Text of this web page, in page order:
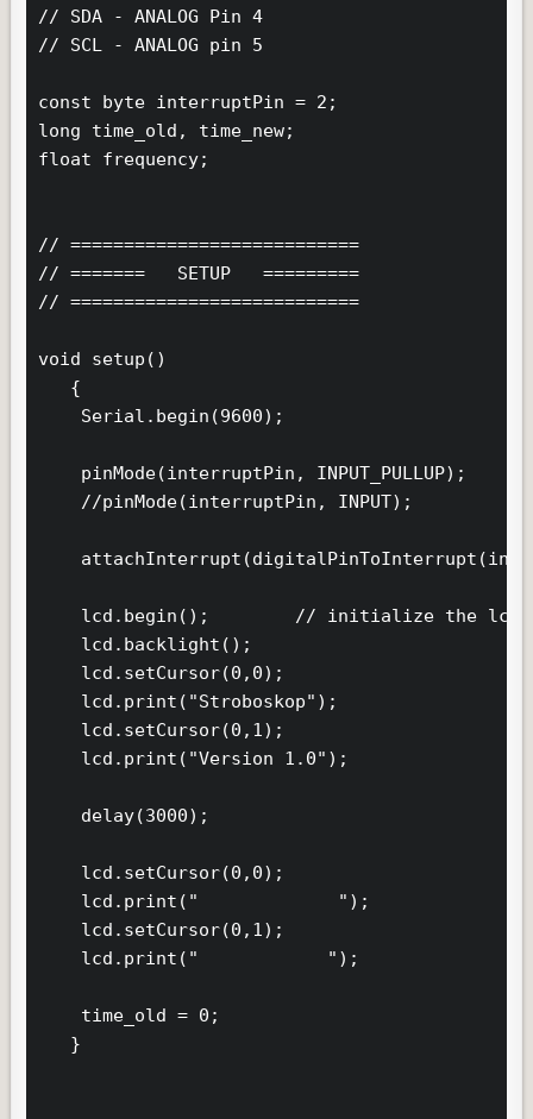
// SDA - ANALOG Pin 4
// SCL - ANALOG pin 5
const byte interruptPin = 2;
long time_old, time_new;
float frequency;
// ===========================
// =======   SETUP   =========
// ===========================
void setup()
   {
    Serial.begin(9600);
    pinMode(interruptPin, INPUT_PULLUP);
    //pinMode(interruptPin, INPUT);
    lcd.begin();        // initialize the lcd
    lcd.backlight();
    lcd.setCursor(0,0);
    lcd.print("Stroboskop");
    lcd.setCursor(0,1);
    lcd.print("Version 1.0");
    delay(3000);
    lcd.setCursor(0,0);
    lcd.print("             ");
    lcd.setCursor(0,1);
    lcd.print("            ");
    time_old = 0;
   }